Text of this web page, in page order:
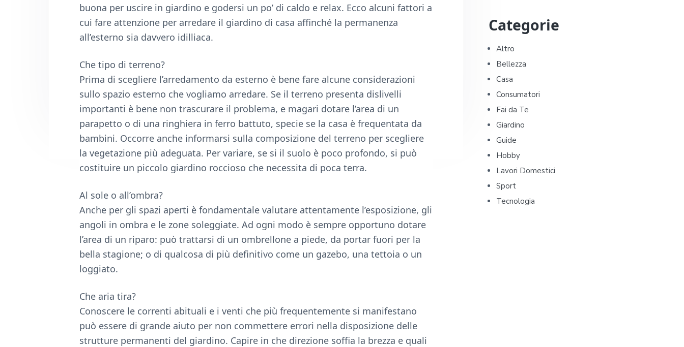
buona per uscire in giardino e godersi un po’ di caldo e relax. Ecco alcuni fattori a
cui fare attenzione per arredare il giardino di casa affinché la permanenza
all’esterno sia davvero idilliaca.
Che tipo di terreno?
Prima di scegliere l’arredamento da esterno è bene fare alcune considerazioni
sullo spazio esterno che vogliamo arredare. Se il terreno presenta dislivelli
importanti è bene non trascurare il problema, e magari dotare l’area di un
parapetto o di una ringhiera in ferro battuto, specie se la casa è frequentata da
bambini. Occorre anche informarsi sulla composizione del terreno per scegliere
la vegetazione più adeguata. Per variare, se si il suolo è poco profondo, si può
costituire un piccolo giardino roccioso che necessita di poca terra.
Al sole o all’ombra?
Anche per gli spazi aperti è fondamentale valutare attentamente l’esposizione, gli
angoli in ombra e le zone soleggiate. Ad ogni modo è sempre opportuno dotare
l’area di un riparo: può trattarsi di un ombrellone a piede, da portar fuori per la
bella stagione; o di qualcosa di più definitivo come un gazebo, una tettoia o un
loggiato.
Che aria tira?
Conoscere le correnti abituali e i venti che più frequentemente si manifestano
può essere di grande aiuto per non commettere errori nella disposizione delle
strutture permanenti del giardino. Capire in che direzione soffia la brezza e quali
r
i
m
a
r
y
S
i
Categorie
Altro
Bellezza
Casa
Consumatori
Fai da Te
Giardino
Guide
Hobby
Lavori Domestici
Sport
Tecnologia